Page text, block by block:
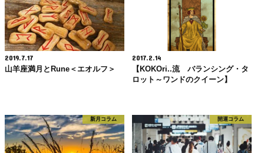
2019.7.17
山羊座満月とRune＜エオルフ＞
2017.2.14
【KOKOri..流 バランシング・タ
ロット～ワンドのクイーン】
新月コラム 開運コラム